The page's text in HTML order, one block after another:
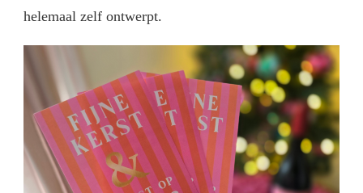
helemaal zelf ontwerpt.